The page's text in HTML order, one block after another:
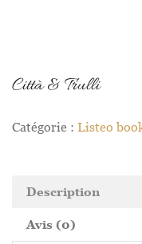
Città & Trulli
Catégorie : Listeo
Description
Avis (0)